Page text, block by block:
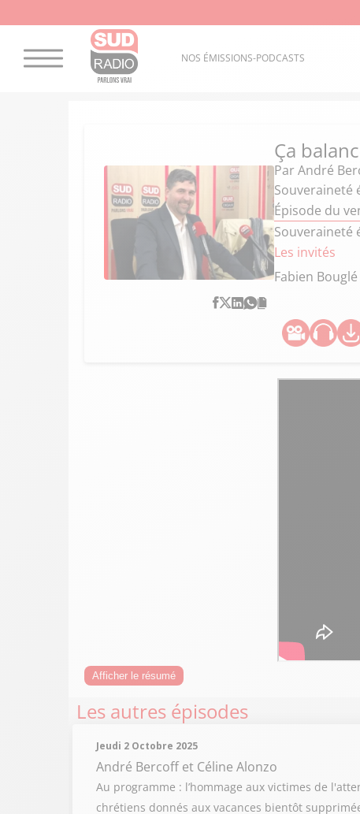
NOS ÉMISSIONS-PODCASTS
Ça
Par André
Souveraineté
Épisode du
Souveraineté
Les invités
Fabien Bouglé
Afficher le résumé
Les autres épisodes
Jeudi 2 Octobre 2025
André Bercoff et Céline Alonzo
Au programme : l’hommage aux victimes de
chrétiens donnés aux vacances bientôt